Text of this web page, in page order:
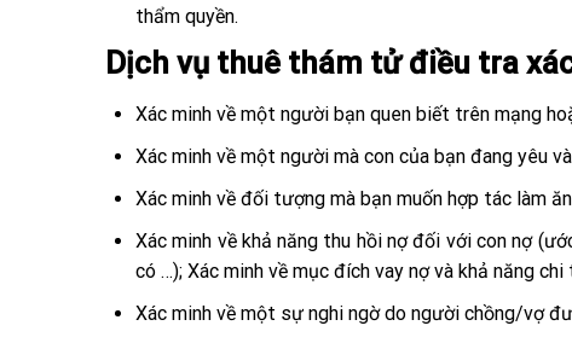
thẩm quyền.
Dịch vụ thuê thám tử điều tra
Xác minh về một người bạn quen biết trên mạng
Xác minh về một người mà con của bạn đang yêu
Xác minh về đối tượng mà bạn muốn hợp tác làm
Xác minh về khả năng thu hồi nợ đối với con nợ
có …); Xác minh về mục đích vay nợ và khả năng chi
Xác minh về một sự nghi ngờ do người chồng/vợ